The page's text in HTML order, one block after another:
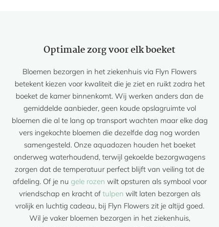
Optimale zorg voor elk boeket
Bloemen bezorgen in het ziekenhuis via Flyn Flowers
betekent kiezen voor kwaliteit die je ziet en ruikt zodra het
boeket de kamer binnenkomt. Wij werken anders dan de
gemiddelde aanbieder, geen koude opslagruimte vol
bloemen die al te lang op transport wachten maar elke dag
vers ingekochte bloemen die dezelfde dag nog worden
samengesteld. Onze aquadozen houden het boeket
onderweg waterhoudend, terwijl gekoelde bezorgwagens
zorgen dat de temperatuur perfect blijft van veiling tot de
afdeling. Of je nu gele rozen wilt opsturen als symbool voor
vriendschap en kracht oftulpen wilt laten bezorgen als
vrolijk en luchtig cadeau, bij Flyn Flowers zit je altijd goed.
Wil je vaker bloemen bezorgen in het ziekenhuis,